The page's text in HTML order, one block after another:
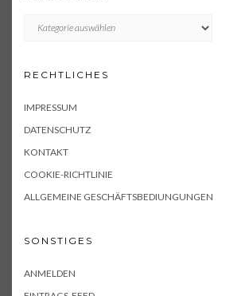
RECHTLICHES
IMPRESSUM
DATENSCHUTZ
KONTAKT
COOKIE-RICHTLINIE
ALLGEMEINE GESCHÄFTSBEDIUNGUNGEN
SONSTIGES
ANMELDEN